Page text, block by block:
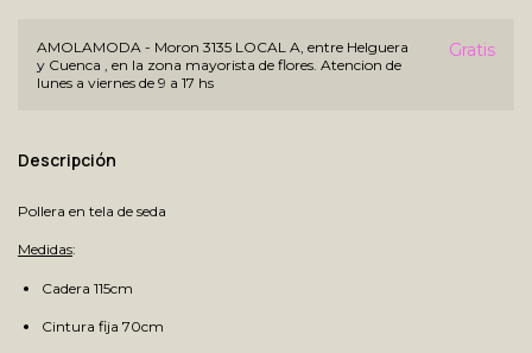
AMOLAMODA - Moron 3135 LOCAL A, entre Helguera
y Cuenca , en la zona mayorista de flores. Atencion de
lunes a viernes de 9 a 17 hs
Gratis
Descripción
Pollera en tela de seda
Medidas:
Cadera 115cm
Cintura fija 70cm